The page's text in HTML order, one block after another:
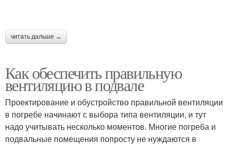
читать дальше →
Как обеспечить правильную
вентиляцию в подвале
Проектирование и обустройство правильной вентиляции
в погребе начинают с выбора типа вентиляции, и тут
надо учитывать несколько моментов. Многие погреба и
подвальные помещения попросту не нуждаются в